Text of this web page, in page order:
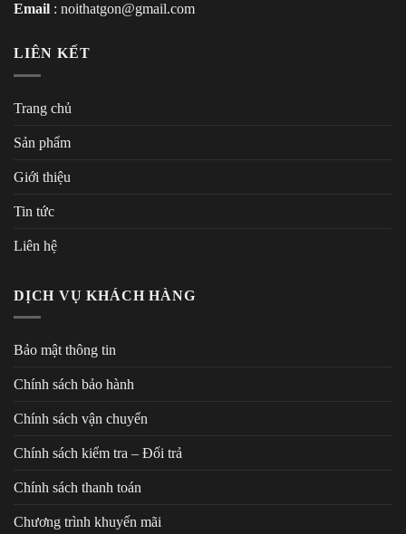
Email : noithatgon@gmail.com
LIÊN KẾT
Trang chủ
Sản phẩm
Giới thiệu
Tin tức
Liên hệ
DỊCH VỤ KHÁCH HÀNG
Bảo mật thông tin
Chính sách bảo hành
Chính sách vận chuyển
Chính sách kiểm tra – Đổi trả
Chính sách thanh toán
Chương trình khuyến mãi